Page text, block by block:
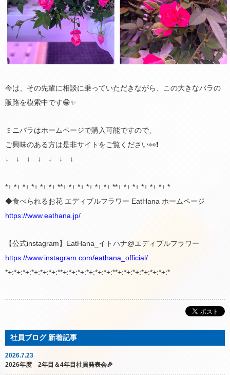
今は、その先輩に相談に乗っていただきながら、この大きなバラの
販路を模索中です😁✨
ミニバラはホームページで購入可能ですので、
ご興味のある方は是非サイトをご覧ください👀❗️
↓ ↓ ↓ ↓ ↓ ↓ ↓
*+:*+:*+:*+:*+:*+:**+:*+:*+:*+:*+:*+:**+:*+:*+:*+:*+:*+:*
◆食べられるお花 エディブルフラワー EatHana ホームページ
https://www.eathana.jp/
【公式instagram】EatHana_イトハナ@エディブルフラワー
https://www.instagram.com/eathana_official/
*+:*+:*+:*+:*+:*+:**+:*+:*+:*+:*+:*+:**+:*+:*+:*+:*+:*+:*
2026.7.23
2026年度 2年目＆4年目社員発表会🎉